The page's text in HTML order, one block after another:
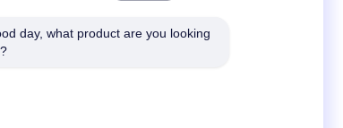
겨주세요
day, what product are you looking